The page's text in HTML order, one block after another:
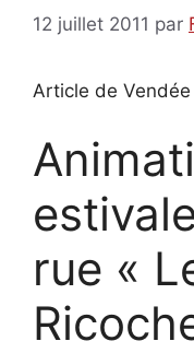
12 juillet 2011 par
Article de
rue «